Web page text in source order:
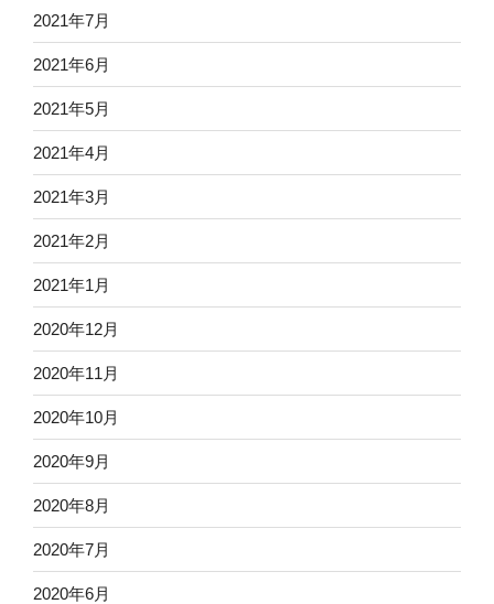
2021年7月
2021年6月
2021年5月
2021年4月
2021年3月
2021年2月
2021年1月
2020年12月
2020年11月
2020年10月
2020年9月
2020年8月
2020年7月
2020年6月